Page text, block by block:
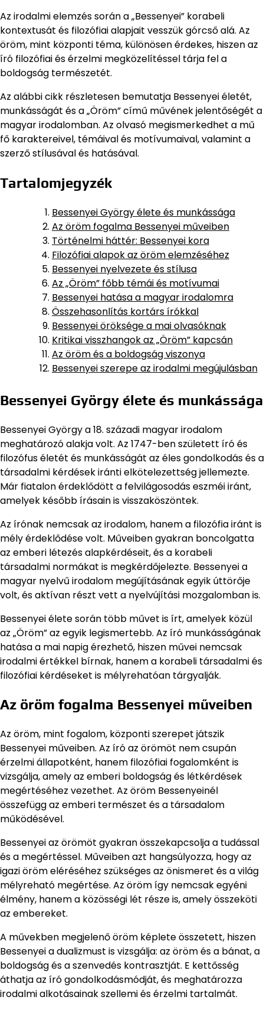
Az irodalmi elemzés során a „Bessenyei” korabeli
kontextusát és filozófiai alapjait vesszük górcső alá. Az
öröm, mint központi téma, különösen érdekes, hiszen az
író filozófiai és érzelmi megközelítéssel tárja fel a
boldogság természetét.
Az alábbi cikk részletesen bemutatja Bessenyei életét,
munkásságát és a „Öröm” című művének jelentőségét a
magyar irodalomban. Az olvasó megismerkedhet a mű
fő karaktereivel, témáival és motívumaival, valamint a
szerző stílusával és hatásával.
Tartalomjegyzék
Bessenyei György élete és munkássága
Az öröm fogalma Bessenyei műveiben
Történelmi háttér: Bessenyei kora
Filozófiai alapok az öröm elemzéséhez
Bessenyei nyelvezete és stílusa
Az „Öröm” főbb témái és motívumai
Bessenyei hatása a magyar irodalomra
Összehasonlítás kortárs írókkal
Bessenyei öröksége a mai olvasóknak
Kritikai visszhangok az „Öröm” kapcsán
Az öröm és a boldogság viszonya
Bessenyei szerepe az irodalmi megújulásban
Bessenyei György élete és munkássága
Bessenyei György a 18. századi magyar irodalom
meghatározó alakja volt. Az 1747-ben született író és
filozófus életét és munkásságát az éles gondolkodás és a
társadalmi kérdések iránti elkötelezettség jellemezte.
Már fiatalon érdeklődött a felvilágosodás eszméi iránt,
amelyek később írásain is visszaköszöntek.
Az írónak nemcsak az irodalom, hanem a filozófia iránt is
mély érdeklődése volt. Műveiben gyakran boncolgatta
az emberi létezés alapkérdéseit, és a korabeli
társadalmi normákat is megkérdőjelezte. Bessenyei a
magyar nyelvű irodalom megújításának egyik úttörője
volt, és aktívan részt vett a nyelvújítási mozgalomban is.
Bessenyei élete során több művet is írt, amelyek közül
az „Öröm” az egyik legismertebb. Az író munkásságának
hatása a mai napig érezhető, hiszen művei nemcsak
irodalmi értékkel bírnak, hanem a korabeli társadalmi és
filozófiai kérdéseket is mélyrehatóan tárgyalják.
Az öröm fogalma Bessenyei műveiben
Az öröm, mint fogalom, központi szerepet játszik
Bessenyei műveiben. Az író az örömöt nem csupán
érzelmi állapotként, hanem filozófiai fogalomként is
vizsgálja, amely az emberi boldogság és létkérdések
megértéséhez vezethet. Az öröm Bessenyeinél
összefügg az emberi természet és a társadalom
működésével.
Bessenyei az örömöt gyakran összekapcsolja a tudással
és a megértéssel. Műveiben azt hangsúlyozza, hogy az
igazi öröm eléréséhez szükséges az önismeret és a világ
mélyreható megértése. Az öröm így nemcsak egyéni
élmény, hanem a közösségi lét része is, amely összeköti
az embereket.
A művekben megjelenő öröm képlete összetett, hiszen
Bessenyei a dualizmust is vizsgálja: az öröm és a bánat, a
boldogság és a szenvedés kontrasztját. E kettősség
áthatja az író gondolkodásmódját, és meghatározza
irodalmi alkotásainak szellemi és érzelmi tartalmát.